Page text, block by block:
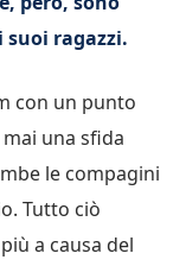
ragazzi.
con un punto
una sfida
le compagini
Tutto ciò
a causa del